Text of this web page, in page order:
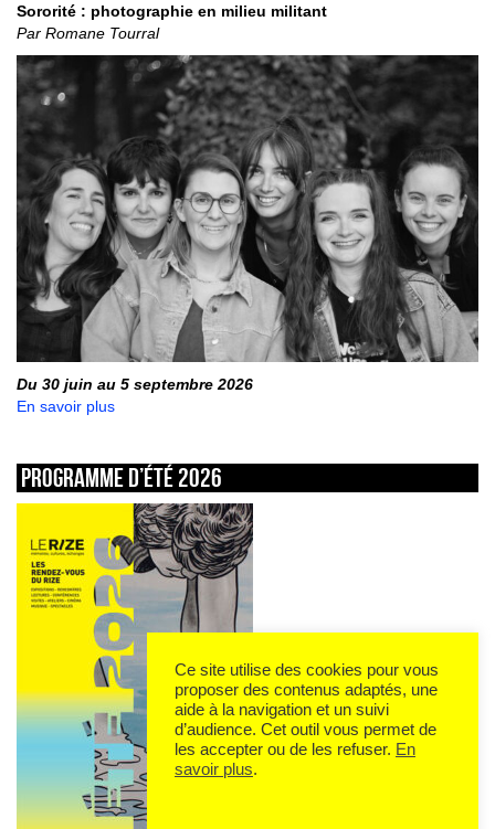
Sororité : photographie en milieu militant
Par Romane Tourral
Du 30 juin au 5 septembre 2026
En savoir plus
Programme d’été 2026
Ce site utilise des cookies pour vous
proposer des contenus adaptés, une
aide à la navigation et un suivi
d’audience. Cet outil vous permet de
les accepter ou de les refuser. En
savoir plus.